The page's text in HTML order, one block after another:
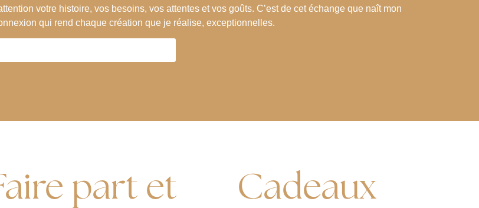
votre histoire, vos besoins, vos attentes et vos goûts. C’est de cet échange que naît mon
qui rend chaque création que je réalise, exceptionnelles.
part et
Cadeaux